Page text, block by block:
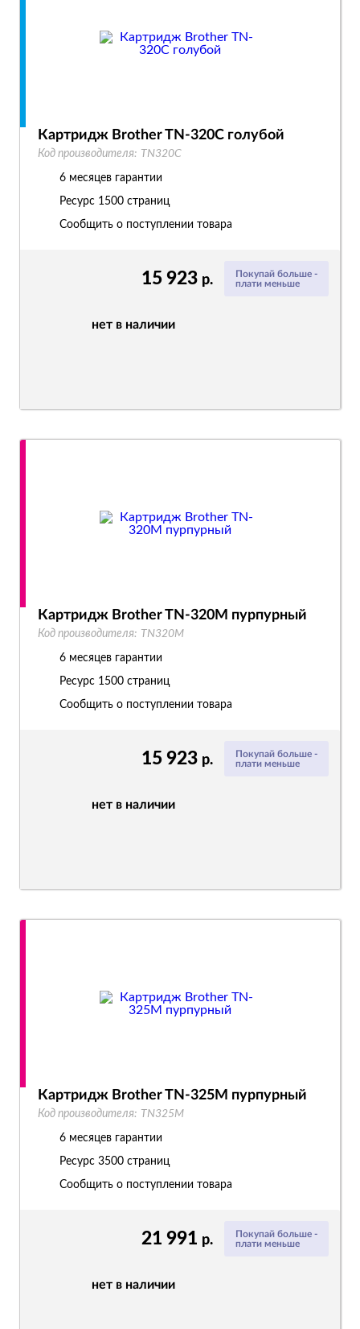
Покупай больше -
плати меньше
15 923 р.
нет в наличии
Картридж Brother TN-320C голубой
Код производителя: TN320C
6 месяцев гарантии
Ресурс 1500 страниц
Сообщить о поступлении товара
Покупай больше -
плати меньше
15 923 р.
нет в наличии
Картридж Brother TN-320M пурпурный
Код производителя: TN320M
6 месяцев гарантии
Ресурс 1500 страниц
Сообщить о поступлении товара
Покупай больше -
плати меньше
21 991 р.
нет в наличии
Картридж Brother TN-325M пурпурный
Код производителя: TN325M
6 месяцев гарантии
Ресурс 3500 страниц
Сообщить о поступлении товара